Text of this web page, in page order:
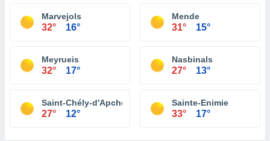
Marvejols
32° 16°
Mende
31° 15°
Meyrueis
32° 17°
Nasbinals
27° 13°
Saint-Chély-d'Apcher
27° 12°
Sainte-Enimie
33° 17°